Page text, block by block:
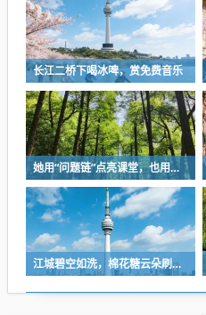
长江二桥下喝冰啤，赏免费音乐
她用“问题链”点亮课堂，也用一份耐心等来孩子成长
江城碧空如洗，棉花糖云朵刷屏蓝天